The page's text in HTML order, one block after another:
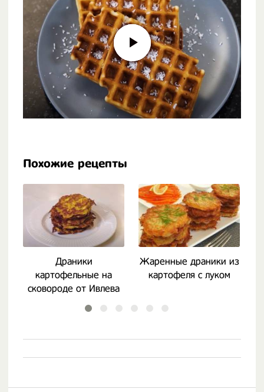
Похожие рецепты
Драники
картофельные на
сковороде от Ивлева
Константина
Жаренные драники из
картофеля с луком